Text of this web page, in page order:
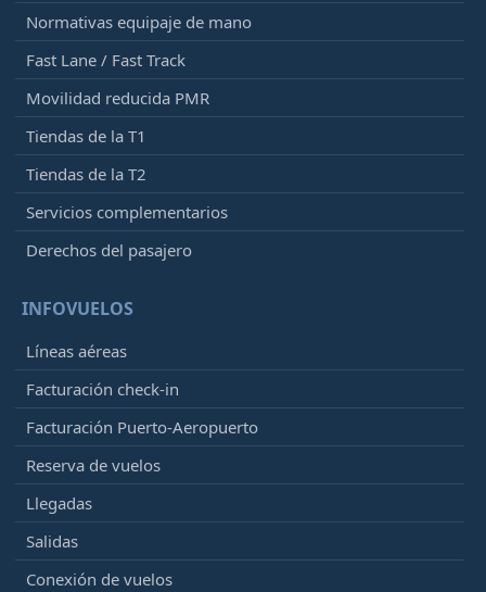
Normativas equipaje de mano
Fast Lane / Fast Track
Movilidad reducida PMR
Tiendas de la T1
Tiendas de la T2
Servicios complementarios
Derechos del pasajero
INFOVUELOS
Líneas aéreas
Facturación check-in
Facturación Puerto-Aeropuerto
Reserva de vuelos
Llegadas
Salidas
Conexión de vuelos